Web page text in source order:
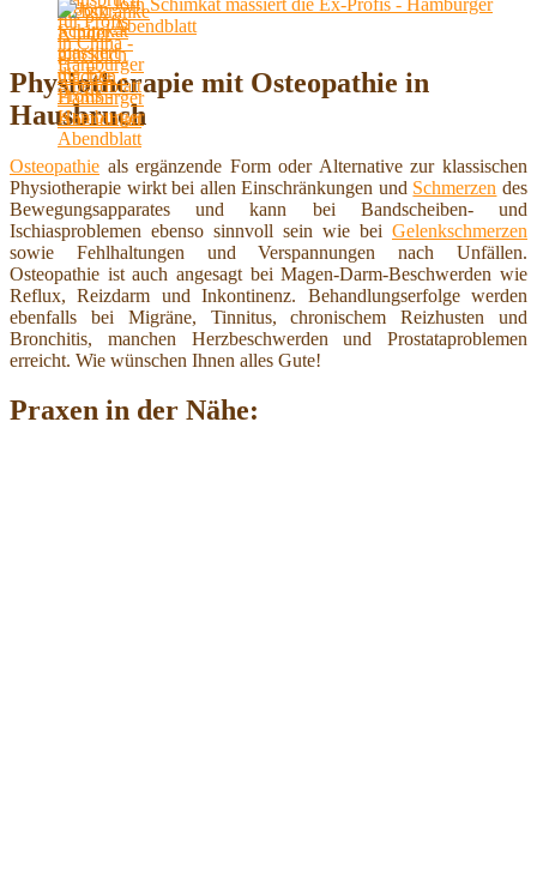
Abendblatt
Physiotherapie mit Osteopathie in
Hausbruch
Osteopathie als ergänzende Form oder Alternative zur klassischen
Physiotherapie wirkt bei allen Einschränkungen und Schmerzen des
Bewegungsapparates und kann bei Bandscheiben- und
Ischiasproblemen ebenso sinnvoll sein wie bei Gelenkschmerzen
sowie Fehlhaltungen und Verspannungen nach Unfällen.
Osteopathie ist auch angesagt bei Magen-Darm-Beschwerden wie
Reflux, Reizdarm und Inkontinenz. Behandlungserfolge werden
ebenfalls bei Migräne, Tinnitus, chronischem Reizhusten und
Bronchitis, manchen Herzbeschwerden und Prostataproblemen
erreicht. Wie wünschen Ihnen alles Gute!
Praxen in der Nähe: